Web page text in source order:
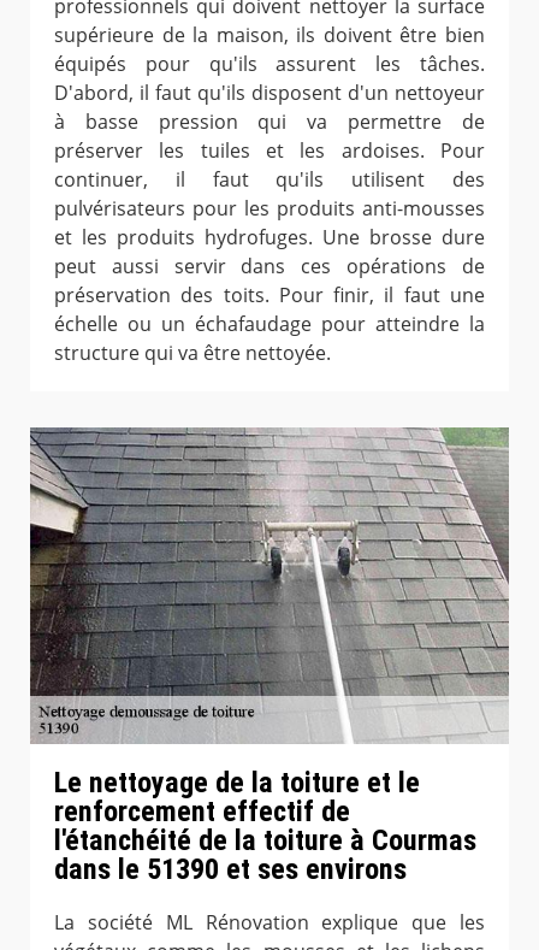
professionnels qui doivent nettoyer la surface
supérieure de la maison, ils doivent être bien
équipés pour qu'ils assurent les tâches.
D'abord, il faut qu'ils disposent d'un nettoyeur
à basse pression qui va permettre de
préserver les tuiles et les ardoises. Pour
continuer, il faut qu'ils utilisent des
pulvérisateurs pour les produits anti-mousses
et les produits hydrofuges. Une brosse dure
peut aussi servir dans ces opérations de
préservation des toits. Pour finir, il faut une
échelle ou un échafaudage pour atteindre la
structure qui va être nettoyée.
Le nettoyage de la toiture et le
renforcement effectif de
l'étanchéité de la toiture à Courmas
dans le 51390 et ses environs
La société ML Rénovation explique que les